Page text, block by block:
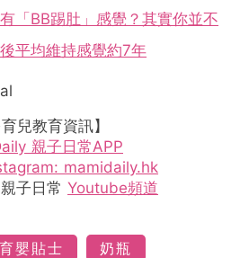
「BB踢肚」感覺？其實你並不
平均維持感覺約7年
兒教育資訊】
親子日常APP
mamidaily.hk
子日常 Youtube頻道
育嬰貼士
奶瓶